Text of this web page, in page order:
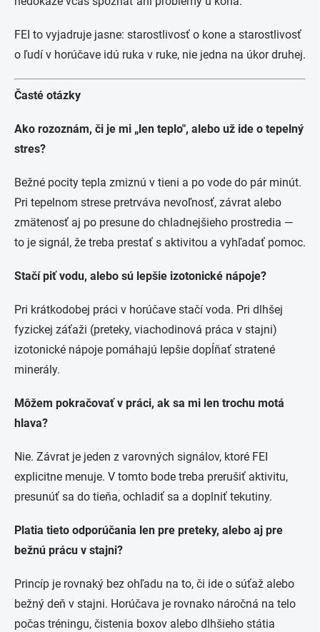
FEI to vyjadruje jasne: starostlivosť o kone a starostlivosť
o ľudí v horúčave idú ruka v ruke, nie jedna na úkor druhej.
Časté otázky
Ako rozoznám, či je mi „len teplo", alebo už ide o tepelný
stres?
Bežné pocity tepla zmiznú v tieni a po vode do pár minút.
Pri tepelnom strese pretrváva nevoľnosť, závrat alebo
zmätenosť aj po presune do chladnejšieho prostredia —
to je signál, že treba prestať s aktivitou a vyhľadať pomoc.
Stačí piť vodu, alebo sú lepšie izotonické nápoje?
Pri krátkodobej práci v horúčave stačí voda. Pri dlhšej
fyzickej záťaži (preteky, viachodinová práca v stajni)
izotonické nápoje pomáhajú lepšie dopĺňať stratené
minerály.
Môžem pokračovať v práci, ak sa mi len trochu motá
hlava?
Nie. Závrat je jeden z varovných signálov, ktoré FEI
explicitne menuje. V tomto bode treba prerušiť aktivitu,
presunúť sa do tieňa, ochladiť sa a doplniť tekutiny.
Platia tieto odporúčania len pre preteky, alebo aj pre
bežnú prácu v stajni?
Princíp je rovnaký bez ohľadu na to, či ide o súťaž alebo
bežný deň v stajni. Horúčava je rovnako náročná na telo
počas tréningu, čistenia boxov alebo dlhšieho státia